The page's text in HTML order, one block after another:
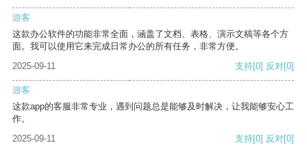
游客
这款办公软件的功能非常全面，涵盖了文档、表格、演示文稿等各个方
面。我可以使用它来完成日常办公的所有任务，非常方便。
2025-09-11
支持[0] 反对[0]
游客
这款app的客服非常专业，遇到问题总是能够及时解决，让我能够安心工
作。
2025-09-11
支持[0] 反对[0]